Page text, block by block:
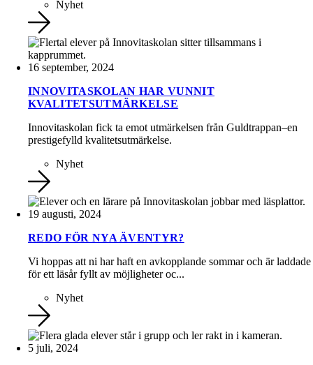
Nyhet
16 september, 2024
INNOVITASKOLAN HAR VUNNIT
KVALITETSUTMÄRKELSE
Innovitaskolan fick ta emot utmärkelsen från Guldtrappan–en
prestigefylld kvalitetsutmärkelse.
Nyhet
19 augusti, 2024
REDO FÖR NYA ÄVENTYR?
Vi hoppas att ni har haft en avkopplande sommar och är laddade
för ett läsår fyllt av möjligheter oc...
Nyhet
5 juli, 2024